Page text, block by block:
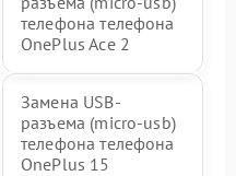
телефона телефона
OnePlus Ace 2
Замена USB-
разъема (micro-usb)
телефона телефона
OnePlus 15